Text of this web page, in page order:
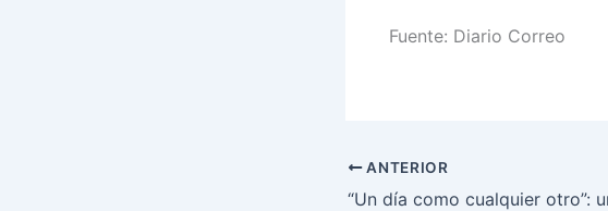
Fuente: Diario Correo
ANTERIOR